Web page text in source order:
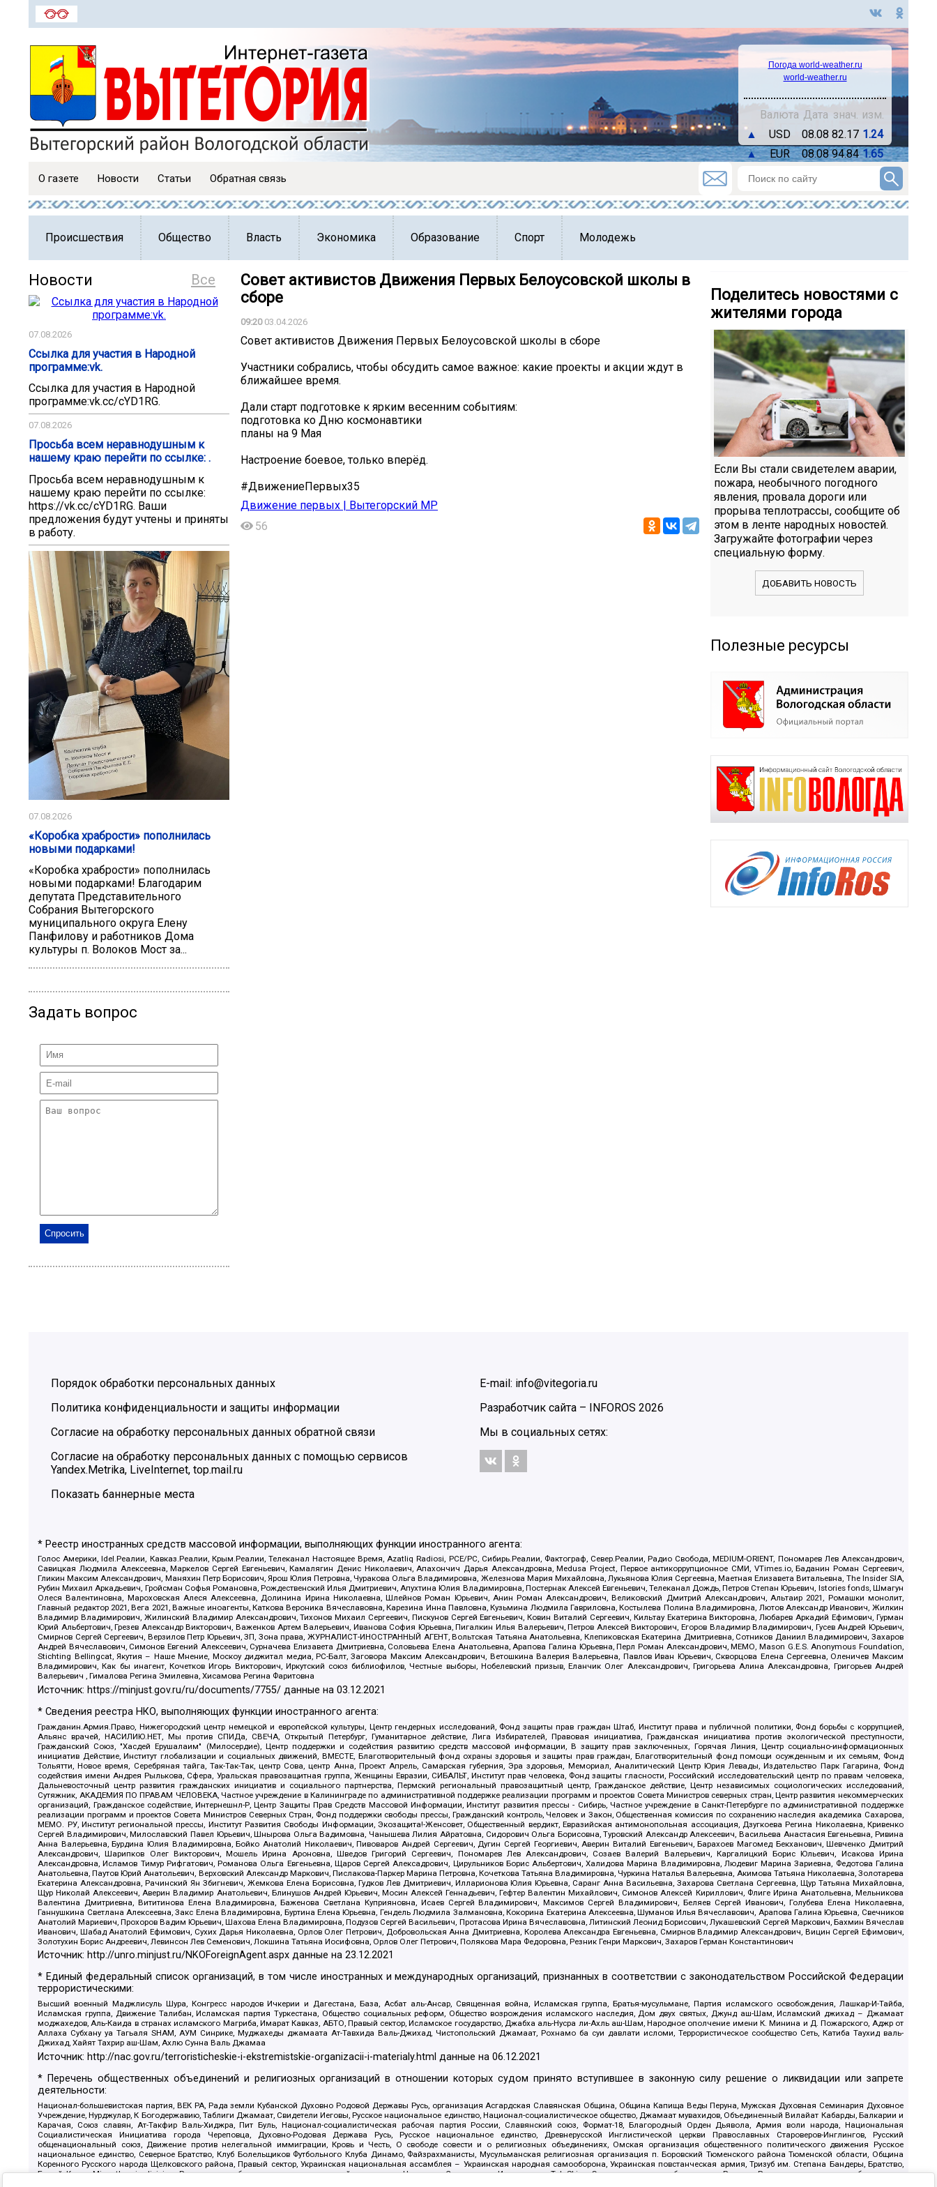
Погода world-weather.ru
world-weather.ru
Валюта Дата знач. изм.
▲
USD 08.08 82.17 1.24
▲
EUR 08.08 94.84 1.65
О газете Новости Статьи Обратная связь
Происшествия Общество Власть Экономика Образование Спорт Молодежь
Все
Новости
07.08.2026
Ссылка для участия в Народной
программе:vk.
Ссылка для участия в Народной
программе:vk.cc/cYD1RG.
07.08.2026
Просьба всем неравнодушным к
нашему краю перейти по ссылке: .
Просьба всем неравнодушным к
нашему краю перейти по ссылке:
https://vk.cc/cYD1RG. Ваши
предложения будут учтены и приняты
в работу.
07.08.2026
«Коробка храбрости» пополнилась
новыми подарками!
«Коробка храбрости» пополнилась
новыми подарками! Благодарим
депутата Представительного
Собрания Вытегорского
муниципального округа Елену
Панфилову и работников Дома
культуры п. Волоков Мост за...
Задать вопрос
Совет активистов Движения Первых Белоусовской школы в
сборе
09:2003.04.2026
Совет активистов Движения Первых Белоусовской школы в сборе
Участники собрались, чтобы обсудить самое важное: какие проекты и акции ждут в
ближайшее время.
Дали старт подготовке к ярким весенним событиям:
подготовка ко Дню космонавтики
планы на 9 Мая
Настроение боевое, только вперёд.
#ДвижениеПервых35
Движение первых | Вытегорский МР
56
Поделитесь новостями с
жителями города
Если Вы стали свидетелем аварии,
пожара, необычного погодного
явления, провала дороги или
прорыва теплотрассы, сообщите об
этом в ленте народных новостей.
Загружайте фотографии через
специальную форму.
ДОБАВИТЬ НОВОСТЬ
Полезные ресурсы
Порядок обработки персональных данных
Политика конфиденциальности и защиты информации
Согласие на обработку персональных данных обратной связи
Согласие на обработку персональных данных с помощью сервисов
Yandex.Metrika, LiveInternet, top.mail.ru
Показать баннерные места
E-mail: info@vitegoria.ru
Разработчик сайта – INFOROS 2026
Мы в социальных сетях:
* Реестр иностранных средств массовой информации, выполняющих функции иностранного агента:
Голос Америки, Idel.Реалии, Кавказ.Реалии, Крым.Реалии, Телеканал Настоящее Время, Azatliq Radiosi, PCE/PC, Сибирь.Реалии, Фактограф, Север.Реалии, Радио Свобода, MEDIUM-ORIENT, Пономарев Лев Александрович,
Савицкая Людмила Алексеевна, Маркелов Сергей Евгеньевич, Камалягин Денис Николаевич, Апахончич Дарья Александровна, Medusa Project, Первое антикоррупционное СМИ, VTimes.io, Баданин Роман Сергеевич,
Гликин Максим Александрович, Маняхин Петр Борисович, Ярош Юлия Петровна, Чуракова Ольга Владимировна, Железнова Мария Михайловна, Лукьянова Юлия Сергеевна, Маетная Елизавета Витальевна, The Insider SIA,
Рубин Михаил Аркадьевич, Гройсман Софья Романовна, Рождественский Илья Дмитриевич, Апухтина Юлия Владимировна, Постернак Алексей Евгеньевич, Телеканал Дождь, Петров Степан Юрьевич, Istories fonds, Шмагун
Олеся Валентиновна, Мароховская Алеся Алексеевна, Долинина Ирина Николаевна, Шлейнов Роман Юрьевич, Анин Роман Александрович, Великовский Дмитрий Александрович, Альтаир 2021, Ромашки монолит,
Главный редактор 2021, Вега 2021, Важные иноагенты, Каткова Вероника Вячеславовна, Карезина Инна Павловна, Кузьмина Людмила Гавриловна, Костылева Полина Владимировна, Лютов Александр Иванович, Жилкин
Владимир Владимирович, Жилинский Владимир Александрович, Тихонов Михаил Сергеевич, Пискунов Сергей Евгеньевич, Ковин Виталий Сергеевич, Кильтау Екатерина Викторовна, Любарев Аркадий Ефимович, Гурман
Юрий Альбертович, Грезев Александр Викторович, Важенков Артем Валерьевич, Иванова София Юрьевна, Пигалкин Илья Валерьевич, Петров Алексей Викторович, Егоров Владимир Владимирович, Гусев Андрей Юрьевич,
Смирнов Сергей Сергеевич, Верзилов Петр Юрьевич, ЗП, Зона права, ЖУРНАЛИСТ-ИНОСТРАННЫЙ АГЕНТ, Вольтская Татьяна Анатольевна, Клепиковская Екатерина Дмитриевна, Сотников Даниил Владимирович, Захаров
Андрей Вячеславович, Симонов Евгений Алексеевич, Сурначева Елизавета Дмитриевна, Соловьева Елена Анатольевна, Арапова Галина Юрьевна, Перл Роман Александрович, МЕМО, Mason G.E.S. Anonymous Foundation,
Stichting Bellingcat, Якутия – Наше Мнение, Москоу диджитал медиа, РС-Балт, Заговора Максим Александрович, Ветошкина Валерия Валерьевна, Павлов Иван Юрьевич, Скворцова Елена Сергеевна, Оленичев Максим
Владимирович, Как бы инагент, Кочетков Игорь Викторович, Иркутский союз библиофилов, Честные выборы, Нобелевский призыв, Еланчик Олег Александрович, Григорьева Алина Александровна, Григорьев Андрей
Валерьевич , Гималова Регина Эмилевна, Хисамова Регина Фаритовна
Источник: https://minjust.gov.ru/ru/documents/7755/ данные на03.12.2021
* Сведения реестра НКО, выполняющих функции иностранного агента:
Гражданин.Армия.Право, Нижегородский центр немецкой и европейской культуры, Центр гендерных исследований, Фонд защиты прав граждан Штаб, Институт права и публичной политики, Фонд борьбы с коррупцией,
Альянс врачей, НАСИЛИЮ.НЕТ, Мы против СПИДа, СВЕЧА, Открытый Петербург, Гуманитарное действие, Лига Избирателей, Правовая инициатива, Гражданская инициатива против экологической преступности,
Гражданский Союз, "Хасдей Ерушалаим" (Милосердие), Центр поддержки и содействия развитию средств массовой информации, В защиту прав заключенных, Горячая Линия, Центр социально-информационных
инициатив Действие, Институт глобализации и социальных движений, ВМЕСТЕ, Благотворительный фонд охраны здоровья и защиты прав граждан, Благотворительный фонд помощи осужденным и их семьям, Фонд
Тольятти, Новое время, Серебряная тайга, Так-Так-Так, центр Сова, центр Анна, Проект Апрель, Самарская губерния, Эра здоровья, Мемориал, Аналитический Центр Юрия Левады, Издательство Парк Гагарина, Фонд
содействия имени Андрея Рылькова, Сфера, Уральская правозащитная группа, Женщины Евразии, СИБАЛЬТ, Институт прав человека, Фонд защиты гласности, Российский исследовательский центр по правам человека,
Дальневосточный центр развития гражданских инициатив и социального партнерства, Пермский региональный правозащитный центр, Гражданское действие, Центр независимых социологических исследований,
Сутяжник, АКАДЕМИЯ ПО ПРАВАМ ЧЕЛОВЕКА, Частное учреждение в Калининграде по административной поддержке реализации программ и проектов Совета Министров северных стран, Центр развития некоммерческих
организаций, Гражданское содействие, Интернешнл-Р, Центр Защиты Прав Средств Массовой Информации, Институт развития прессы - Сибирь, Частное учреждение в Санкт-Петербурге по административной поддержке
реализации программ и проектов Совета Министров Северных Стран, Фонд поддержки свободы прессы, Гражданский контроль, Человек и Закон, Общественная комиссия по сохранению наследия академика Сахарова,
МЕМО. РУ, Институт региональной прессы, Институт Развития Свободы Информации, Экозащита!-Женсовет, Общественный вердикт, Евразийская антимонопольная ассоциация, Дзугкоева Регина Николаевна, Кривенко
Сергей Владимирович, Милославский Павел Юрьевич, Шнырова Ольга Вадимовна, Чанышева Лилия Айратовна, Сидорович Ольга Борисовна, Туровский Александр Алексеевич, Васильева Анастасия Евгеньевна, Ривина
Анна Валерьевна, Бурдина Юлия Владимировна, Бойко Анатолий Николаевич, Пивоваров Андрей Сергеевич, Дугин Сергей Георгиевич, Аверин Виталий Евгеньевич, Барахоев Магомед Бекханович, Шевченко Дмитрий
Александрович, Шарипков Олег Викторович, Мошель Ирина Ароновна, Шведов Григорий Сергеевич, Пономарев Лев Александрович, Созаев Валерий Валерьевич, Каргалицкий Борис Юльевич, Исакова Ирина
Александровна, Исламов Тимур Рифгатович, Романова Ольга Евгеньевна, Щаров Сергей Алексадрович, Цирульников Борис Альбертович, Халидова Марина Владимировна, Людевиг Марина Зариевна, Федотова Галина
Анатольевна, Паутов Юрий Анатольевич, Верховский Александр Маркович, Пислакова-Паркер Марина Петровна, Кочеткова Татьяна Владимировна, Чуркина Наталья Валерьевна, Акимова Татьяна Николаевна, Золотарева
Екатерина Александровна, Рачинский Ян Збигневич, Жемкова Елена Борисовна, Гудков Лев Дмитриевич, Илларионова Юлия Юрьевна, Саранг Анна Васильевна, Захарова Светлана Сергеевна, Щур Татьяна Михайловна,
Щур Николай Алексеевич, Аверин Владимир Анатольевич, Блинушов Андрей Юрьевич, Мосин Алексей Геннадьевич, Гефтер Валентин Михайлович, Симонов Алексей Кириллович, Флиге Ирина Анатольевна, Мельникова
Валентина Дмитриевна, Вититинова Елена Владимировна, Баженова Светлана Куприяновна, Исаев Сергей Владимирович, Максимов Сергей Владимирович, Беляев Сергей Иванович, Голубева Елена Николаевна,
Ганнушкина Светлана Алексеевна, Закс Елена Владимировна, Буртина Елена Юрьевна, Гендель Людмила Залмановна, Кокорина Екатерина Алексеевна, Шуманов Илья Вячеславович, Арапова Галина Юрьевна, Свечников
Анатолий Мариевич, Прохоров Вадим Юрьевич, Шахова Елена Владимировна, Подузов Сергей Васильевич, Протасова Ирина Вячеславовна, Литинский Леонид Борисович, Лукашевский Сергей Маркович, Бахмин Вячеслав
Иванович, Шабад Анатолий Ефимович, Сухих Дарья Николаевна, Орлов Олег Петрович, Добровольская Анна Дмитриевна, Королева Александра Евгеньевна, Смирнов Владимир Александрович, Вицин Сергей Ефимович,
Золотухин Борис Андреевич, Левинсон Лев Семенович, Локшина Татьяна Иосифовна, Орлов Олег Петрович, Полякова Мара Федоровна, Резник Генри Маркович, Захаров Герман Константинович
Источник: http://unro.minjust.ru/NKOForeignAgent.aspx данные на23.12.2021
* Единый федеральный список организаций, в том числе иностранных и международных организаций, признанных в соответствии с законодательством Российской Федерации
террористическими:
Высший военный Маджлисуль Шура, Конгресс народов Ичкерии и Дагестана, База, Асбат аль-Ансар, Священная война, Исламская группа, Братья-мусульмане, Партия исламского освобождения, Лашкар-И-Тайба,
Исламская группа, Движение Талибан, Исламская партия Туркестана, Общество социальных реформ, Общество возрождения исламского наследия, Дом двух святых, Джунд аш-Шам, Исламский джихад – Джамаат
моджахедов, Аль-Каида в странах исламского Магриба, Имарат Кавказ, АБТО, Правый сектор, Исламское государство, Джабха аль-Нусра ли-Ахль аш-Шам, Народное ополчение имени К. Минина и Д. Пожарского, Аджр от
Аллаха Субхану уа Тагьаля SHAM, АУМ Синрике, Муджахеды джамаата Ат-Тавхида Валь-Джихад, Чистопольский Джамаат, Рохнамо ба суи давлати исломи, Террористическое сообщество Сеть, Катиба Таухид валь-
Джихад, Хайят Тахрир аш-Шам, Ахлю Сунна Валь Джамаа
Источник: http://nac.gov.ru/terroristicheskie-i-ekstremistskie-organizacii-i-materialy.html данные на06.12.2021
* Перечень общественных объединений и религиозных организаций в отношении которых судом принято вступившее в законную силу решение о ликвидации или запрете
деятельности:
Национал-большевистская партия, ВЕК РА, Рада земли Кубанской Духовно Родовой Державы Русь, организация Асгардская Славянская Община, Община Капища Веды Перуна, Мужская Духовная Семинария Духовное
Учреждение, Нурджулар, К Богодержавию, Таблиги Джамаат, Свидетели Иеговы, Русское национальное единство, Национал-социалистическое общество, Джамаат мувахидов, Объединенный Вилайат Кабарды, Балкарии и
Карачая, Союз славян, Ат-Такфир Валь-Хиджра, Пит Буль, Национал-социалистическая рабочая партия России, Славянский союз, Формат-18, Благородный Орден Дьявола, Армия воли народа, Национальная
Социалистическая Инициатива города Череповца, Духовно-Родовая Держава Русь, Русское национальное единство, Древнерусской Инглистической церкви Православных Староверов-Инглингов, Русский
общенациональный союз, Движение против нелегальной иммиграции, Кровь и Честь, О свободе совести и о религиозных объединениях, Омская организация общественного политического движения Русское
национальное единство, Северное Братство, Клуб Болельщиков Футбольного Клуба Динамо, Файзрахманисты, Мусульманская религиозная организация п. Боровский Тюменского района Тюменской области, Община
Коренного Русского народа Щелковского района, Правый сектор, Украинская национальная ассамблея – Украинская народная самооборона, Украинская повстанческая армия, Тризуб им. Степана Бандеры, Братство,
Белый Крест, Misanthropic division, Религиозное объединение последователей инглиизма, Народная Социальная Инициатива, TulaSkins, Этнополитическое объединение Русские, Русское национальное объединение